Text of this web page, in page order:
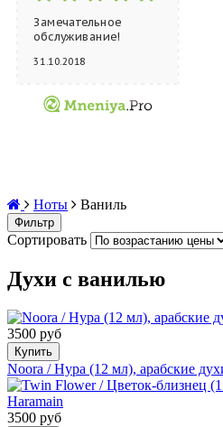
Замечательное
обслуживание!
31.10.2018
Ноты Ваниль
Фильтр
Сортировать
Духи с ванилью
3500 руб
Купить
Noora / Нура (12 мл), арабские
3500 руб